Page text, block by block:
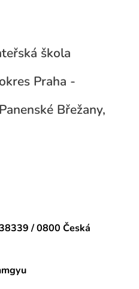
škola
Praha -
Břežany,
/ 0800 Česká